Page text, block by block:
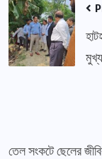
তেল সংকটে ছেলের